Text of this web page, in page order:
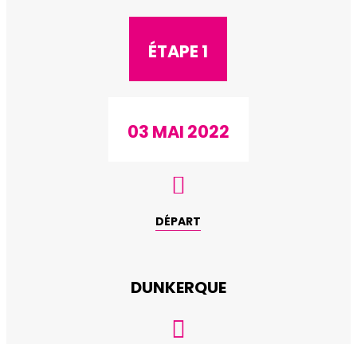
ÉTAPE 1
03 MAI 2022

DÉPART
DUNKERQUE
